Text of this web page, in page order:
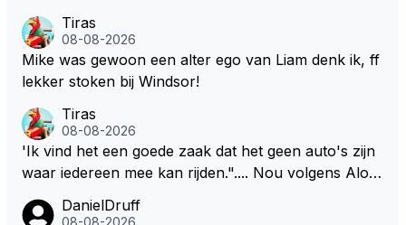
reurs gezegd! Dat het lichter, korter en smaller zou
moeten onderschrijf ik maar het is niet gezegd dat ik
zijn visie van het huidige concept volg. Om de borst
sing eenvoudig. Maak de motor voor een groot deel
belangrijker dan de batterij in verhouding 65/35 en ni
emand zeurt meer. De verbetering van de F1 zit in d
e brandstof. De batterij zorgt op den duur weer voo
r een ander milieu probleem. Door de klimaatgekte i
Tiras
08-08-2026
Mike was gewoon een alter ego van Liam denk ik, ff
lekker stoken bij Windsor!
Tiras
08-08-2026
'Ik vind het een goede zaak dat het geen auto's zijn
waar iedereen mee kan rijden.".... Nou volgens Alon
ten zelfs zijn Engineer deze auto nu besturen.
DanielDruff
08-08-2026